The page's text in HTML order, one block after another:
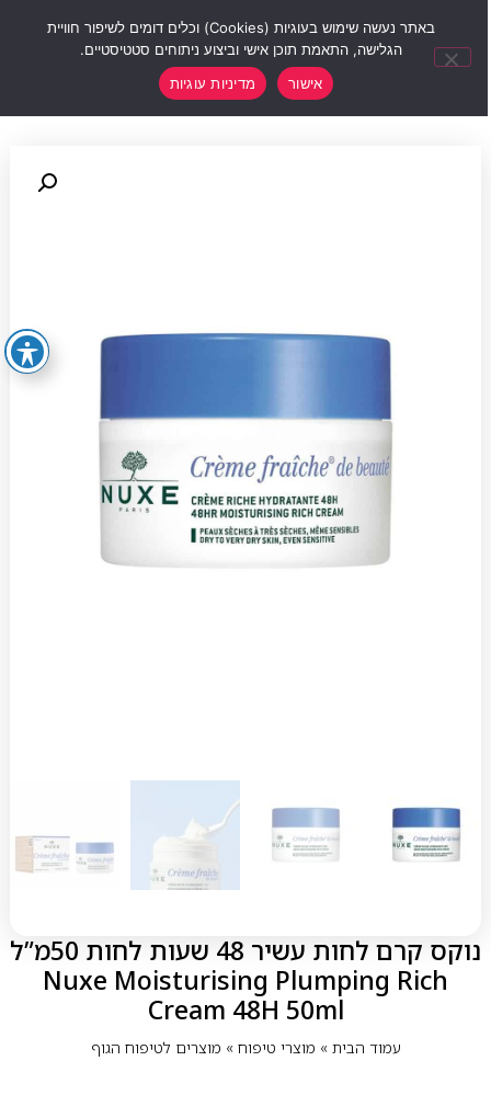
נוקס קרם לחות עשיר 48 שעות לחות 50מ”ל
Nuxe Moisturising Plumping Rich
Cream 48H 50ml
עמוד הבית» מוצרי טיפוח» מוצרים לטיפוח הגוף
באתר נעשה שימוש בעוגיות (Cookies) וכלים דומים לשיפור חוויית
הגלישה, התאמת תוכן אישי וביצוע ניתוחים סטטיסטיים.
אישור
מדיניות עוגיות